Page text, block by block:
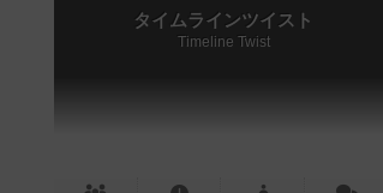
タイムラインツイスト
Timeline Twist